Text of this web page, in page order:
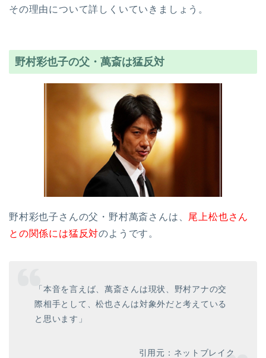
その理由について詳しくいていきましょう。
野村彩也子の父・萬斎は猛反対
野村彩也子さんの父・野村萬斎さんは、 尾上松也さん
との関係には猛反対のようです。
「本音を言えば、萬斎さんは現状、野村アナの交
際相手として、松也さんは対象外だと考えている
と思います」
引用元：ネットブレイク